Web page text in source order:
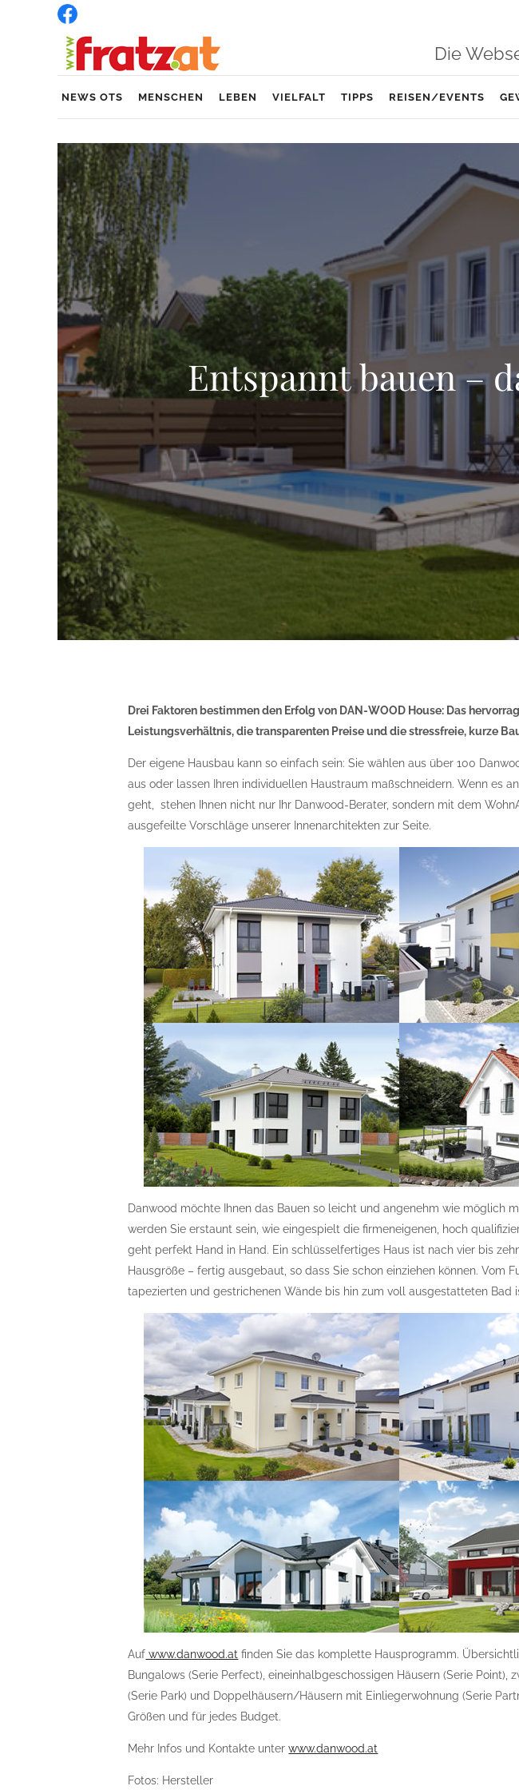
Die
NEWS OTS MENSCHEN LEBEN VIELFALT TIPPS REISEN/EVENTS
Entspannt bauen –
Drei Faktoren bestimmen den Erfolg von DAN-WOOD House: Das
Leistungsverhältnis, die transparenten Preise und die stressfreie, kurze
Der eigene Hausbau kann so einfach sein: Sie wählen aus über 100
aus oder lassen Ihren individuellen Haustraum maßschneidern. Wenn es
geht, stehen Ihnen nicht nur Ihr Danwood-Berater, sondern mit dem
ausgefeilte Vorschläge unserer Innenarchitekten zur Seite.
Danwood möchte Ihnen das Bauen so leicht und angenehm wie möglich
werden Sie erstaunt sein, wie eingespielt die firmeneigenen, hoch
geht perfekt Hand in Hand. Ein schlüsselfertiges Haus ist nach vier bis
Hausgröße – fertig ausgebaut, so dass Sie schon einziehen können. Vom
tapezierten und gestrichenen Wände bis hin zum voll ausgestatteten Bad
Auf www.danwood.at finden Sie das komplette Hausprogramm.
Bungalows (Serie Perfect), eineinhalbgeschossigen Häusern (Serie Point),
(Serie Park) und Doppelhäusern/Häusern mit Einliegerwohnung (Serie
Größen und für jedes Budget.
Mehr Infos und Kontakte unterwww.danwood.at
Fotos: Hersteller